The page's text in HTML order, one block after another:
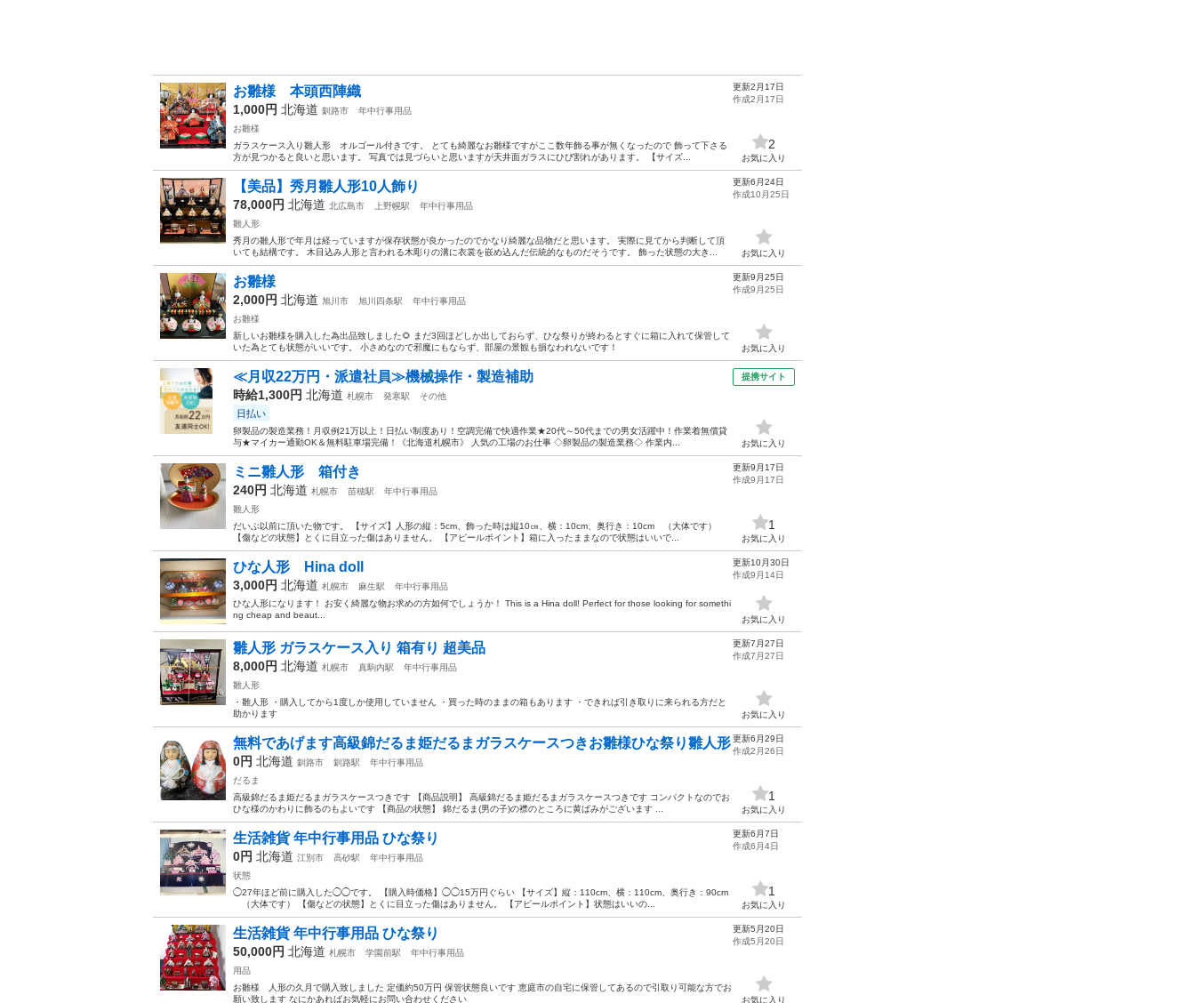
お雛様 本頭西陣織
1,000円 北海道 釧路市
年中行事用品
お雛様
ガラスケース入り雛人形 オルゴール付きです。 とても綺麗なお雛様ですがここ数年飾る事が無くなったので 飾って下さる
方が見つかると良いと思います。 写真では見づらいと思いますが天井面ガラスにひび割れがあります。 【サイズ...
更新2月17日
作成2月17日
2
お気に入り
【美品】秀月雛人形10人飾り
78,000円 北海道 北広島市 上野幌駅
年中行事用品
雛人形
秀月の雛人形で年月は経っていますが保存状態が良かったのでかなり綺麗な品物だと思います。 実際に見てから判断して頂
いても結構です。 木目込み人形と言われる木彫りの溝に衣裳を嵌め込んだ伝統的なものだそうです。 飾った状態の大き...
更新6月24日
作成10月25日
お気に入り
お雛様
2,000円 北海道 旭川市 旭川四条駅
年中行事用品
お雛様
新しいお雛様を購入した為出品致しました🌻 まだ3回ほどしか出しておらず、ひな祭りが終わるとすぐに箱に入れて保管して
いた為とても状態がいいです。 小さめなので邪魔にもならず、部屋の景観も損なわれないです！
更新9月25日
作成9月25日
お気に入り
≪月収22万円・派遣社員≫機械操作・製造補助
時給1,300円 北海道 札幌市 発寒駅 その他
日払い
卵製品の製造業務！月収例21万以上！日払い制度あり！空調完備で快適作業★20代～50代までの男女活躍中！作業着無償貸
与★マイカー通勤OK＆無料駐車場完備！《北海道札幌市》 人気の工場のお仕事 ◇卵製品の製造業務◇ 作業内...
提携サイト
お気に入り
ミニ雛人形 箱付き
240円 北海道 札幌市 苗穂駅
年中行事用品
雛人形
だいぶ以前に頂いた物です。 【サイズ】人形の縦：5cm、飾った時は縦10㎝、横：10cm、奥行き：10cm （大体です）
【傷などの状態】とくに目立った傷はありません。 【アピールポイント】箱に入ったままなので状態はいいで...
更新9月17日
作成9月17日
1
お気に入り
ひな人形 Hina doll
3,000円 北海道 札幌市 麻生駅
年中行事用品
ひな人形になります！ お安く綺麗な物お求めの方如何でしょうか！ This is a Hina doll! Perfect for those looking for somethi
ng cheap and beaut...
更新10月30日
作成9月14日
お気に入り
雛人形 ガラスケース入り 箱有り 超美品
8,000円 北海道 札幌市 真駒内駅
年中行事用品
雛人形
・雛人形 ・購入してから1度しか使用していません ・買った時のままの箱もあります ・できれば引き取りに来られる方だと
助かります
更新7月27日
作成7月27日
お気に入り
無料であげます高級錦だるま姫だるまガラスケースつきお雛様ひな祭り雛人形
0円 北海道 釧路市 釧路駅
年中行事用品
だるま
高級錦だるま姫だるまガラスケースつきです 【商品説明】 高級錦だるま姫だるまガラスケースつきです コンパクトなのでお
ひな様のかわりに飾るのもよいです 【商品の状態】 錦だるま(男の子)の襟のところに黄ばみがございます ...
更新6月29日
作成2月26日
1
お気に入り
生活雑貨 年中行事用品 ひな祭り
0円 北海道 江別市 高砂駅
年中行事用品
状態
◯27年ほど前に購入した◯◯です。 【購入時価格】◯◯15万円ぐらい 【サイズ】縦：110cm、横：110cm、奥行き：90cm
（大体です） 【傷などの状態】とくに目立った傷はありません。 【アピールポイント】状態はいいの...
更新6月7日
作成6月4日
1
お気に入り
生活雑貨 年中行事用品 ひな祭り
50,000円 北海道 札幌市 学園前駅
年中行事用品
用品
お雛様 人形の久月で購入致しました 定価約50万円 保管状態良いです 恵庭市の自宅に保管してあるので引取り可能な方でお
願い致します なにかあればお気軽にお問い合わせください
更新5月20日
作成5月20日
お気に入り